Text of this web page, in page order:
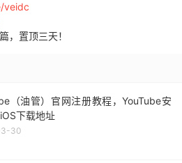
veidc
，置顶三天！
（油管）官网注册教程，YouTube安
下载地址
30